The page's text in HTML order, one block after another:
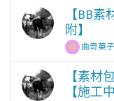
【BB
附】
曲奇菓
【素材
【施工中